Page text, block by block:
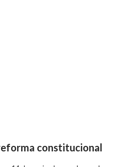
constitucional